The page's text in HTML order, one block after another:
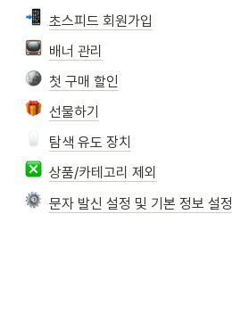
초스피드 회원가입
배너 관리
첫 구매 할인
선물하기
탐색 유도 장치
상품/카테고리 제외
문자 발신 설정 및 기본 정보 설정